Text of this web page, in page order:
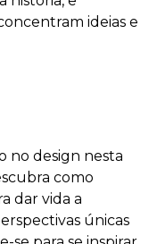
ideias e
no design nesta
como
dar vida a
únicas